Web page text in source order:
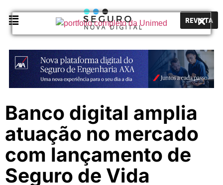
REVISTA
Banco digital amplia
atuação no mercado
com lançamento de
Seguro de Vida